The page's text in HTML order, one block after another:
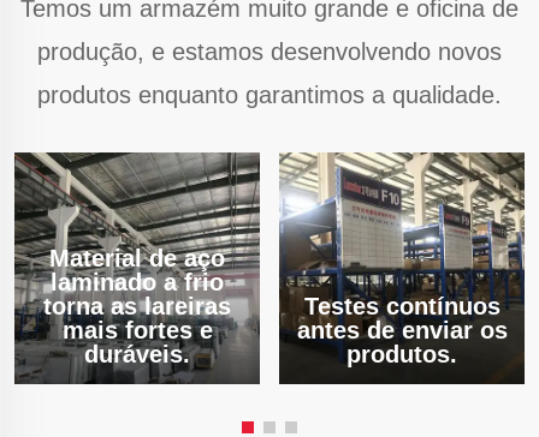
Temos um armazém muito grande e oficina de
produção, e estamos desenvolvendo novos
produtos enquanto garantimos a qualidade.
Material de aço
laminado a frio
torna as lareiras
mais fortes e
duráveis.
Testes contínuos
antes de enviar os
produtos.